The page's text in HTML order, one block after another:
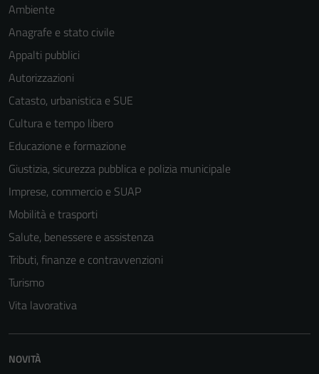
Ambiente
Anagrafe e stato civile
Appalti pubblici
Autorizzazioni
Catasto, urbanistica e SUE
Cultura e tempo libero
Educazione e formazione
Giustizia, sicurezza pubblica e polizia municipale
Imprese, commercio e SUAP
Mobilità e trasporti
Salute, benessere e assistenza
Tributi, finanze e contravvenzioni
Turismo
Vita lavorativa
NOVITÀ